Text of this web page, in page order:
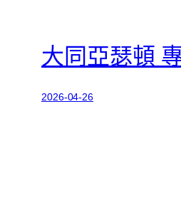
大同亞瑟頓
2026-04-26